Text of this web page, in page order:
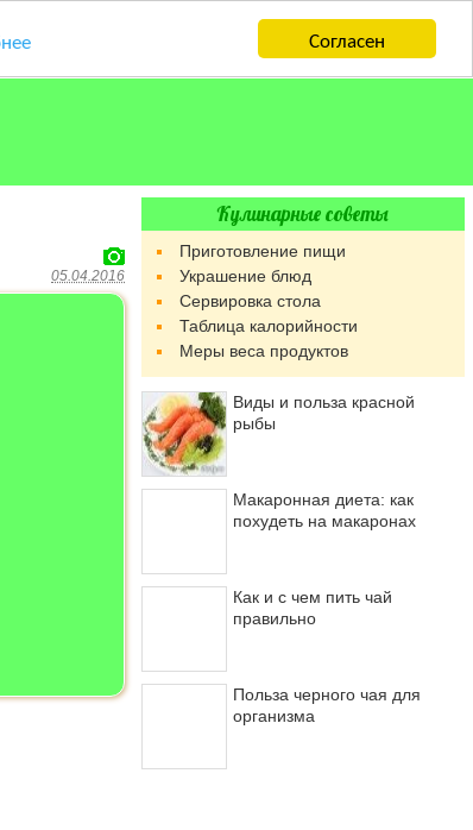
Согласен
05.04.2016
Кулинарные советы
Приготовление пищи
Украшение блюд
Сервировка стола
Таблица калорийности
Меры веса продуктов
Виды и польза красной
рыбы
Макаронная диета: как
похудеть на макаронах
Как и с чем пить чай
правильно
Польза черного чая для
организма